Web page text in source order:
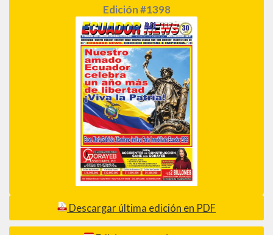
Edición #1398
Descargar última edición en PDF